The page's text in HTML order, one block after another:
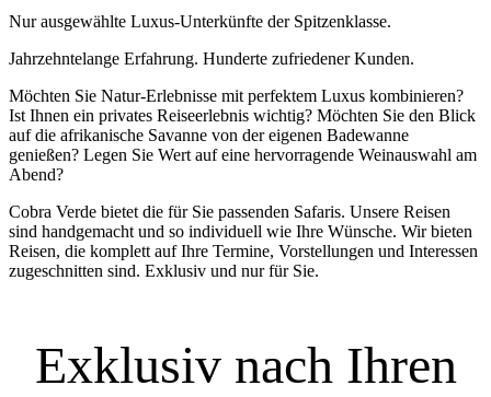
Nur ausgewählte Luxus-Unterkünfte der Spitzenklasse.
Jahrzehntelange Erfahrung. Hunderte zufriedener Kunden.
Möchten Sie Natur-Erlebnisse mit perfektem Luxus kombinieren?
Ist Ihnen ein privates Reiseerlebnis wichtig? Möchten Sie den Blick
auf die afrikanische Savanne von der eigenen Badewanne
genießen? Legen Sie Wert auf eine hervorragende Weinauswahl am
Abend?
Cobra Verde bietet die für Sie passenden Safaris. Unsere Reisen
sind handgemacht und so individuell wie Ihre Wünsche. Wir bieten
Reisen, die komplett auf Ihre Termine, Vorstellungen und Interessen
zugeschnitten sind. Exklusiv und nur für Sie.
Exklusiv nach Ihren